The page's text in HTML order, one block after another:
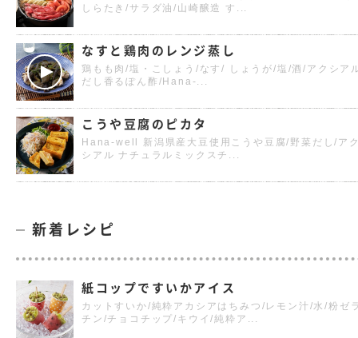
しらたき/サラダ油/山崎醸造 す...
なすと鶏肉のレンジ蒸し
鶏もも肉/塩・こしょう/なす/ しょうが/塩/酒/アクシア
だし香るぽん酢/Hana-...
こうや豆腐のピカタ
Hana-well 新潟県産大豆使用こうや豆腐/野菜だし/ア
シアル ナチュラルミックスチ...
新着レシピ
紙コップですいかアイス
カットすいか/純粋アカシアはちみつ/レモン汁/水/粉ゼ
チン/チョコチップ/キウイ/純粋ア...